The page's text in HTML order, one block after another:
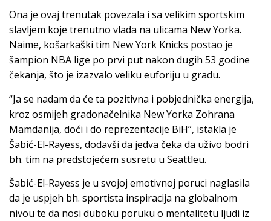
Ona je ovaj trenutak povezala i sa velikim sportskim
slavljem koje trenutno vlada na ulicama New Yorka.
Naime, košarkaški tim New York Knicks postao je
šampion NBA lige po prvi put nakon dugih 53 godine
čekanja, što je izazvalo veliku euforiju u gradu.
“Ja se nadam da će ta pozitivna i pobjednička energija,
kroz osmijeh gradonačelnika New Yorka Zohrana
Mamdanija, doći i do reprezentacije BiH”, istakla je
Šabić-El-Rayess, dodavši da jedva čeka da uživo bodri
bh. tim na predstojećem susretu u Seattleu.
Šabić-El-Rayess je u svojoj emotivnoj poruci naglasila
da je uspjeh bh. sportista inspiracija na globalnom
nivou te da nosi duboku poruku o mentalitetu ljudi iz